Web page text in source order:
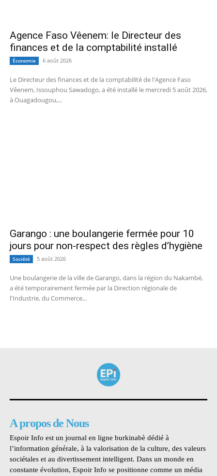
Agence Faso Vêenem: le Directeur des
finances et de la comptabilité installé
Économie 6 août 2026
Le Directeur des finances et de la comptabilité de l'Agence Faso
Vêenem, Issouphou Sawadogo, a été installé le mercredi 5 août 2026,
à Ouagadougou,...
Garango : une boulangerie fermée pour 10
jours pour non-respect des règles d’hygiène
Société 5 août 2026
Une boulangerie de la ville de Garango, dans la région du Nakambé,
a été temporairement fermée par la Direction régionale de
l'Industrie, du Commerce...
A propos de Nous
Espoir Info est un journal en ligne burkinabè dédié à
l’information générale, à la valorisation de la culture, des valeurs
sociétales et au divertissement intelligent. Dans un monde en
constante évolution, Espoir Info se positionne comme un média